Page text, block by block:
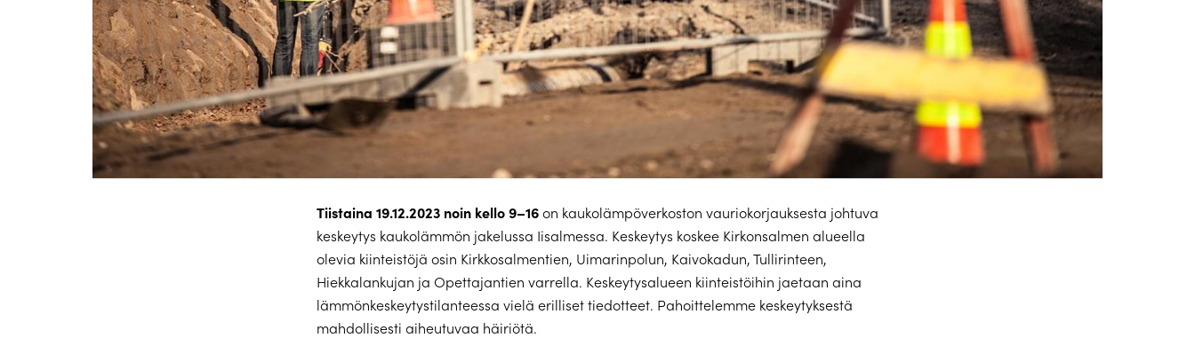
Tiistaina 19.12.2023 noin kello 9–16on kaukolämpöverkoston vauriokorjauksesta johtuva
keskeytys kaukolämmön jakelussa Iisalmessa. Keskeytys koskee Kirkonsalmen alueella
olevia kiinteistöjä osin Kirkkosalmentien, Uimarinpolun, Kaivokadun, Tullirinteen,
Hiekkalankujan ja Opettajantien varrella. Keskeytysalueen kiinteistöihin jaetaan aina
lämmönkeskeytystilanteessa vielä erilliset tiedotteet. Pahoittelemme keskeytyksestä
mahdollisesti aiheutuvaa häiriötä.